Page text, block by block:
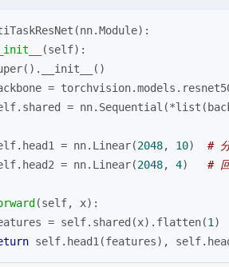
(nn.Module):
(self):
().__init__()
=
= nn.Sequential(*
list
= nn.Linear(
2048, 10) #
= nn.Linear(
2048, 4) #
(self, x):
= self.shared(x).flatten(
1 )
self.head1(features),